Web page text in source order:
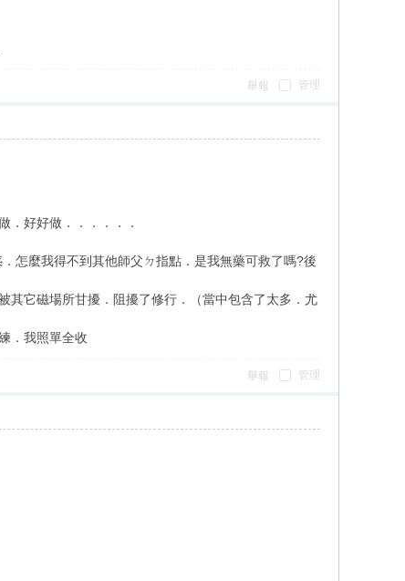
管理
舉報
．好好做．．．．．．
怎麼我得不到其他師父ㄉ指點．是我無藥可救了嗎?後
其它磁場所甘擾．阻擾了修行．（當中包含了太多．尤
．我照單全收
管理
舉報